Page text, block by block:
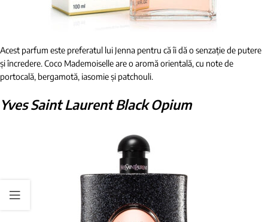
Acest parfum este preferatul lui Jenna pentru că îi dă o senzație de putere
și încredere. Coco Mademoiselle are o aromă orientală, cu note de
portocală, bergamotă, iasomie și patchouli.
Yves Saint Laurent Black Opium